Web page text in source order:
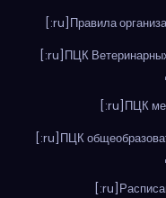
[:ru]Правила
[:ru]ПЦК
[:ru]ПЦК
[:ru]ПЦК